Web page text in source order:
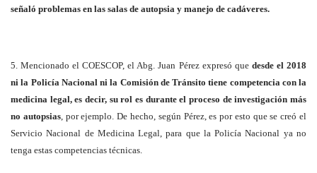
señaló problemas en las salas de autopsia y manejo de cadáveres.
5. Mencionado el COESCOP, el Abg. Juan Pérez expresó que desde el 2018
ni la Policía Nacional ni la Comisión de Tránsito tiene competencia con la
medicina legal, es decir, su rol es durante el proceso de investigación más
no autopsias, por ejemplo. De hecho, según Pérez, es por esto que se creó el
Servicio Nacional de Medicina Legal, para que la Policía Nacional ya no
tenga estas competencias técnicas.